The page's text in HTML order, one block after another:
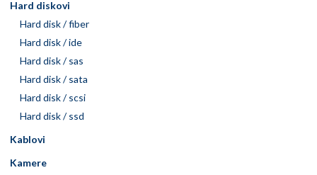
Hard diskovi
Hard disk / fiber
Hard disk / ide
Hard disk / sas
Hard disk / sata
Hard disk / scsi
Hard disk / ssd
Kablovi
Kamere